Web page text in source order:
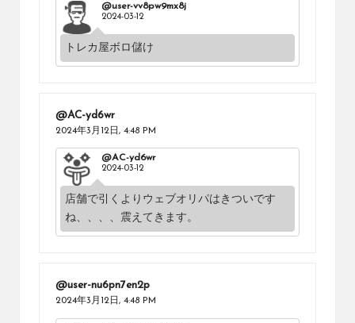
@user-vv8pw9mx8j
2024-03-12
トレカ屋ボロ儲け
@AC-yd6wr
2024年3月12日, 4:48 PM
@AC-yd6wr
2024-03-12
店舗で引くよりウェブオリパはきついです
ね、、、、震えてきます。
@user-nu6pn7en2p
2024年3月12日, 4:48 PM